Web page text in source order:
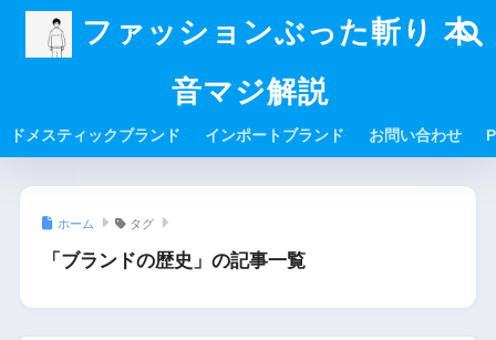
ファッションぶった斬り 本
音マジ解説
ドメスティックブランド インポートブランド お問い合わせ
ホーム タグ
「ブランドの歴史」の記事一覧